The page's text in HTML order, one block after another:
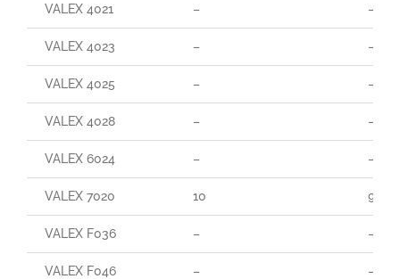
VALEX 4021 – –
VALEX 4023 – –
VALEX 4025 – –
VALEX 4028 – –
VALEX 6024 – –
VALEX 7020 10 90
VALEX F036 – –
VALEX F046 – –